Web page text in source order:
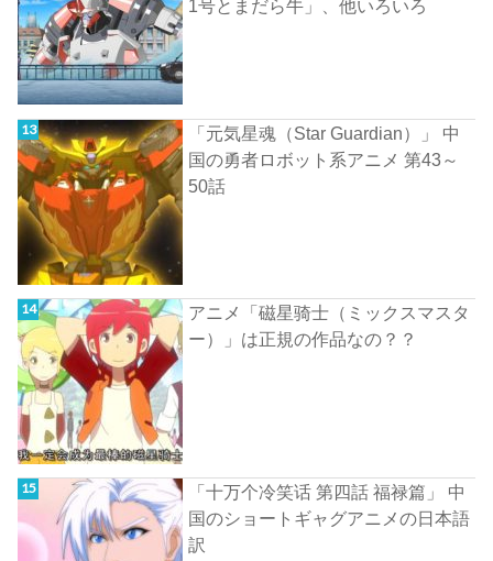
1号とまだら牛」、他いろいろ
「元気星魂（Star Guardian）」 中
国の勇者ロボット系アニメ 第43～
50話
アニメ「磁星骑士（ミックスマスタ
ー）」は正規の作品なの？？
「十万个冷笑话 第四話 福禄篇」 中
国のショートギャグアニメの日本語
訳